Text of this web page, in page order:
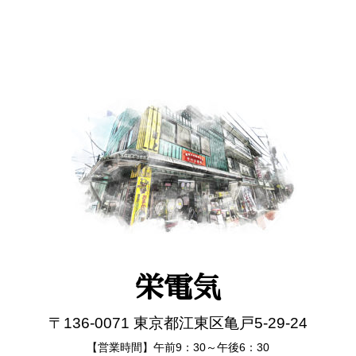
栄電気
〒136-0071 東京都江東区亀戸5-29-24
【営業時間】午前9：30～午後6：30